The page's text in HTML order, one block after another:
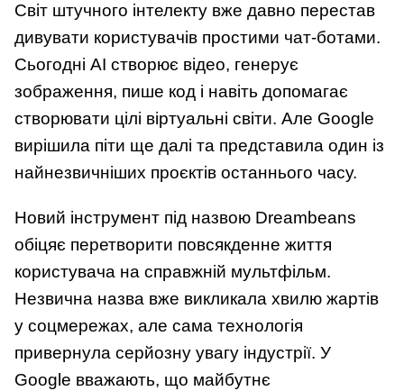
Світ штучного інтелекту вже давно перестав
дивувати користувачів простими чат-ботами.
Сьогодні AI створює відео, генерує
зображення, пише код і навіть допомагає
створювати цілі віртуальні світи. Але Google
вирішила піти ще далі та представила один із
найнезвичніших проєктів останнього часу.
Новий інструмент під назвою Dreambeans
обіцяє перетворити повсякденне життя
користувача на справжній мультфільм.
Незвична назва вже викликала хвилю жартів
у соцмережах, але сама технологія
привернула серйозну увагу індустрії. У
Google вважають, що майбутнє